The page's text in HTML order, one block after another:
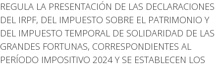
REGULA LA PRESENTACIÓN DE LAS DECLARACIONES
DEL IRPF, DEL IMPUESTO SOBRE EL PATRIMONIO Y
DEL IMPUESTO TEMPORAL DE SOLIDARIDAD DE LAS
GRANDES FORTUNAS, CORRESPONDIENTES AL
PERÍODO IMPOSITIVO 2024 Y SE ESTABLECEN LOS